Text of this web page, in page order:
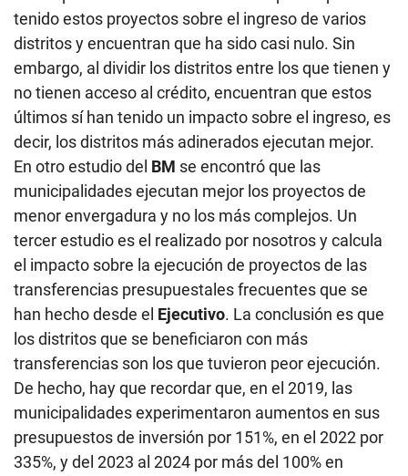
tenido estos proyectos sobre el ingreso de varios
distritos y encuentran que ha sido casi nulo. Sin
embargo, al dividir los distritos entre los que tienen y
no tienen acceso al crédito, encuentran que estos
últimos sí han tenido un impacto sobre el ingreso, es
decir, los distritos más adinerados ejecutan mejor.
En otro estudio del BM se encontró que las
municipalidades ejecutan mejor los proyectos de
menor envergadura y no los más complejos. Un
tercer estudio es el realizado por nosotros y calcula
el impacto sobre la ejecución de proyectos de las
transferencias presupuestales frecuentes que se
han hecho desde el Ejecutivo. La conclusión es que
los distritos que se beneficiaron con más
transferencias son los que tuvieron peor ejecución.
De hecho, hay que recordar que, en el 2019, las
municipalidades experimentaron aumentos en sus
presupuestos de inversión por 151%, en el 2022 por
335%, y del 2023 al 2024 por más del 100% en